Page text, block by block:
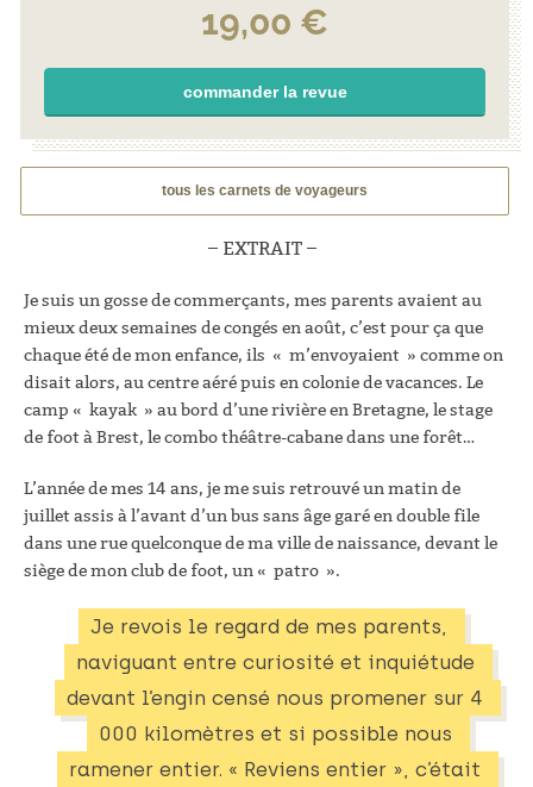
19,00 €
commander la revue
tous les carnets de voyageurs
– EXTRAIT –
Je suis un gosse de commerçants, mes parents avaient au
mieux deux semaines de congés en août, c’est pour ça que
chaque été de mon enfance, ils « m’envoyaient » comme on
disait alors, au centre aéré puis en colonie de vacances. Le
camp « kayak » au bord d’une rivière en Bretagne, le stage
de foot à Brest, le combo théâtre-cabane dans une forêt…
L’année de mes 14 ans, je me suis retrouvé un matin de
juillet assis à l’avant d’un bus sans âge garé en double file
dans une rue quelconque de ma ville de naissance, devant le
siège de mon club de foot, un « patro ».
Je revois le regard de mes parents,
naviguant entre curiosité et inquiétude
devant l’engin censé nous promener sur 4
000 kilomètres et si possible nous
ramener entier. « Reviens entier », c’était